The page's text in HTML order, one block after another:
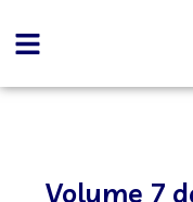
Volume 7